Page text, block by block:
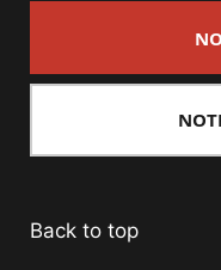
Back to top